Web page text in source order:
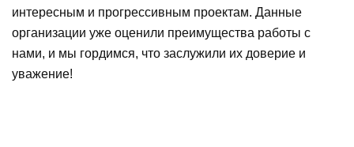
интересным и прогрессивным проектам. Данные
организации уже оценили преимущества работы с
нами, и мы гордимся, что заслужили их доверие и
уважение!